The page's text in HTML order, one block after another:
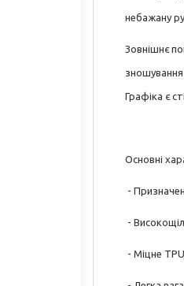
небажану
Зовнішнє
Графіка є
Основні
-
-
- Міцне